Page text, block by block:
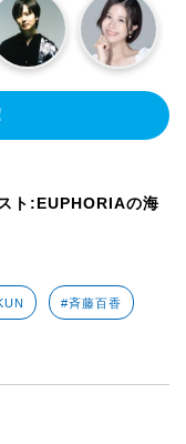
ト:EUPHORIAの海
#斉藤百香